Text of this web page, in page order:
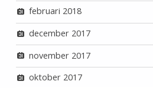
februari 2018
december 2017
november 2017
oktober 2017